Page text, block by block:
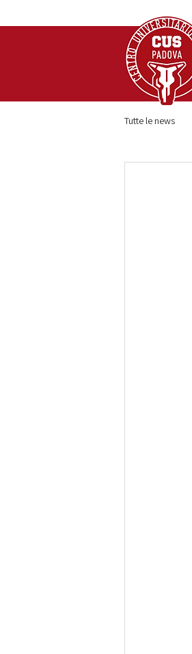
Tutte le news